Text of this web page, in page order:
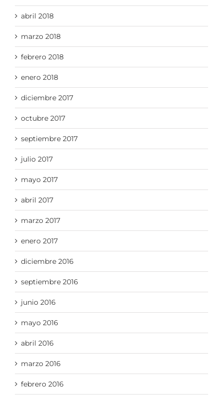
abril 2018
marzo 2018
febrero 2018
enero 2018
diciembre 2017
octubre 2017
septiembre 2017
julio 2017
mayo 2017
abril 2017
marzo 2017
enero 2017
diciembre 2016
septiembre 2016
junio 2016
mayo 2016
abril 2016
marzo 2016
febrero 2016